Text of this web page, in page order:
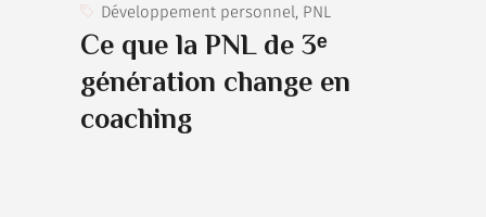
Développement personnel, PNL
Ce que la PNL de 3ᵉ
génération change en
coaching